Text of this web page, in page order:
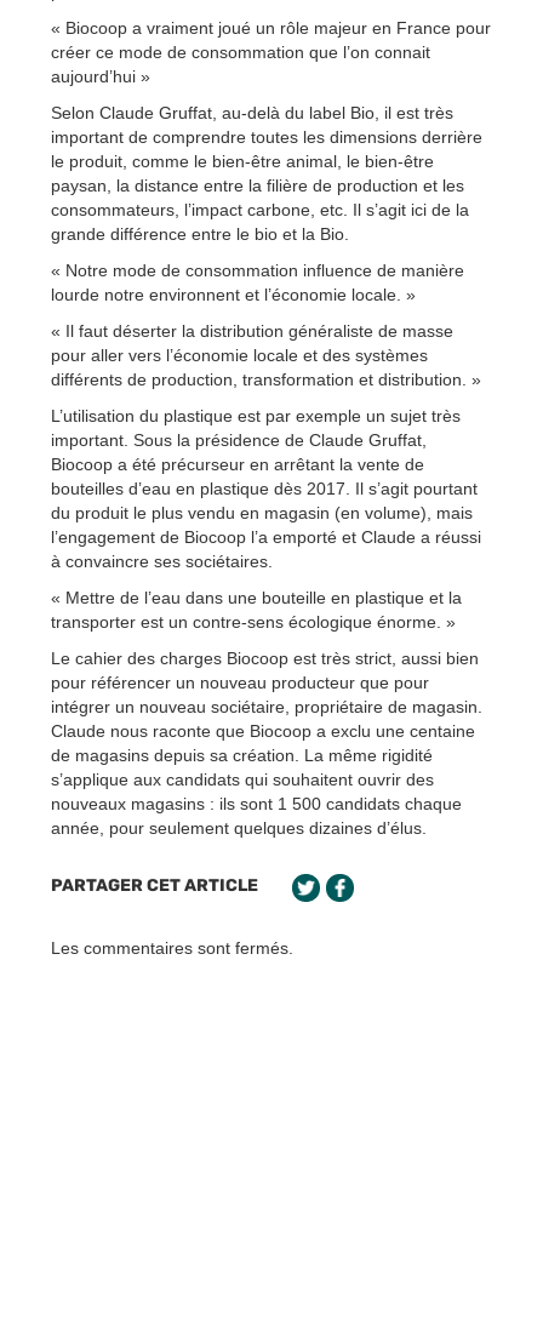
« Biocoop a vraiment joué un rôle majeur en France pour
créer ce mode de consommation que l’on connait
aujourd’hui »
Selon Claude Gruffat, au-delà du label Bio, il est très
important de comprendre toutes les dimensions derrière
le produit, comme le bien-être animal, le bien-être
paysan, la distance entre la filière de production et les
consommateurs, l’impact carbone, etc. Il s’agit ici de la
grande différence entre le bio et la Bio.
« Notre mode de consommation influence de manière
lourde notre environnent et l’économie locale. »
« Il faut déserter la distribution généraliste de masse
pour aller vers l’économie locale et des systèmes
différents de production, transformation et distribution. »
L’utilisation du plastique est par exemple un sujet très
important. Sous la présidence de Claude Gruffat,
Biocoop a été précurseur en arrêtant la vente de
bouteilles d’eau en plastique dès 2017. Il s’agit pourtant
du produit le plus vendu en magasin (en volume), mais
l’engagement de Biocoop l’a emporté et Claude a réussi
à convaincre ses sociétaires.
« Mettre de l’eau dans une bouteille en plastique et la
transporter est un contre-sens écologique énorme. »
Le cahier des charges Biocoop est très strict, aussi bien
pour référencer un nouveau producteur que pour
intégrer un nouveau sociétaire, propriétaire de magasin.
Claude nous raconte que Biocoop a exclu une centaine
de magasins depuis sa création. La même rigidité
s’applique aux candidats qui souhaitent ouvrir des
nouveaux magasins : ils sont 1 500 candidats chaque
année, pour seulement quelques dizaines d’élus.
PARTAGER CET ARTICLE
Les commentaires sont fermés.